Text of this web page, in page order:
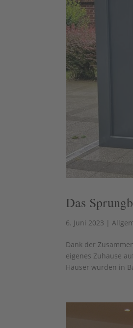
Das
6. Juni 2023 |
Dank der
eigenes Zuhause
Häuser wurden in